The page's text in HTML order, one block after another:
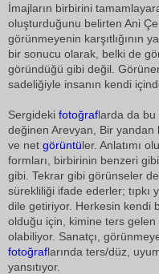
İmajların birbirini
oluşturduğunu belirten Ani
görünmeyenin karşıtlığının
bir sonucu olarak, belki de
göründüğü gibi değil.
sadeliğiyle insanın kendi
Sergideki fotoğraflarda da
değinen Arevyan, Bir
ve net görüntüler. Anlatımı
formları, birbirinin benzeri
gibi. Tekrar gibi görünseler
sürekliliği ifade ederler; tıpkı
dile getiriyor. Herkesin kendi
olduğu için, kimine ters
olabiliyor. Sanatçı,
fotoğraflarında ters/düz,
yansıtıyor.